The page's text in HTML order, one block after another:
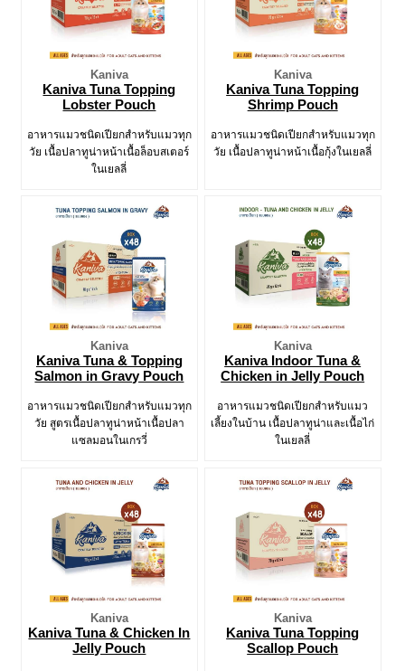
Kaniva
Kaniva Tuna Topping
Lobster Pouch
อาหารแมวชนิดเปียกสำหรับแมวทุก
วัย เนื้อปลาทูน่าหน้าเนื้อล็อบสเตอร์
ในเยลลี่
Kaniva
Kaniva Tuna Topping
Shrimp Pouch
อาหารแมวชนิดเปียกสำหรับแมวทุก
วัย เนื้อปลาทูน่าหน้าเนื้อกุ้งในเยลลี่
Kaniva
Kaniva Tuna & Topping
Salmon in Gravy Pouch
อาหารแมวชนิดเปียกสำหรับแมวทุก
วัย สูตรเนื้อปลาทูน่าหน้าเนื้อปลา
แซลมอนในเกรวี่
Kaniva
Kaniva Indoor Tuna &
Chicken in Jelly Pouch
อาหารแมวชนิดเปียกสำหรับแมว
เลี้ยงในบ้าน เนื้อปลาทูน่าและเนื้อไก่
ในเยลลี่
Kaniva
Kaniva Tuna & Chicken In
Jelly Pouch
Kaniva
Kaniva Tuna Topping
Scallop Pouch